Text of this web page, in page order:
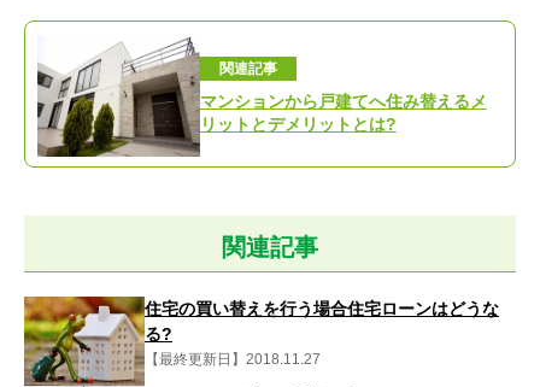
関連記事
マンションから戸建てへ住み替えるメ
リットとデメリットとは?
関連記事
住宅の買い替えを行う場合住宅ローンはどうな
る?
【最終更新日】2018.11.27